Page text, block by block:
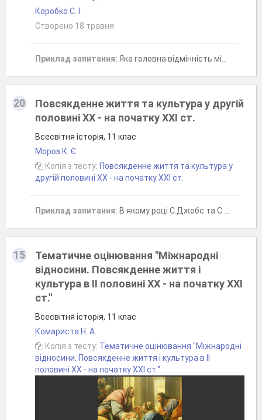
Коробко С. І.
Створено 18 травня
Приклад запитання: Яка головна відмінність між демократичним та авторитарним політичними режимами?
20
Повсякденне життя та культура у другій
половині ХХ - на початку ХХІ ст.
Всесвітня історія, 11 клас
Мороз К. Є.
Копія з тесту: Повсякденне життя та культура у
другій половині ХХ - на початку ХХІ ст.
Приклад запитання: В якому році С.Джобс та С.Возняк створили перший персональний комп'ютер?
15
Тематичне оцінювання "Міжнародні
відносини. Повсякденне життя і
культура в ІІ половині ХХ - на початку ХХІ
ст."
Всесвітня історія, 11 клас
Комариста Н. А.
Копія з тесту: Тематичне оцінювання "Міжнародні
відносини. Повсякденне життя і культура в ІІ
половині ХХ - на початку ХХІ ст."